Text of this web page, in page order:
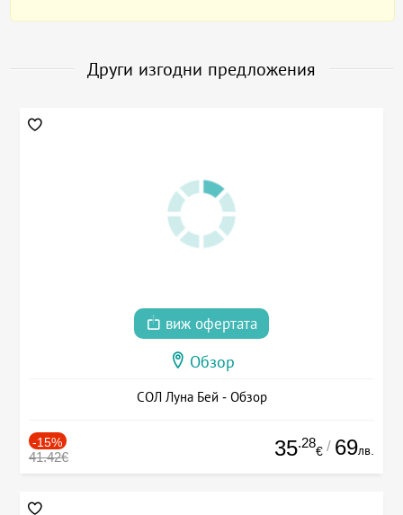
Други изгодни предложения
виж офертата
Обзор
СОЛ Луна Бей - Обзор
-15%
41.42€ 35.28
€ / 69лв.